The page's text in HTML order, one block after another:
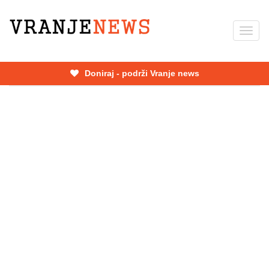
Skip
Doniraj - podrži Vranje news